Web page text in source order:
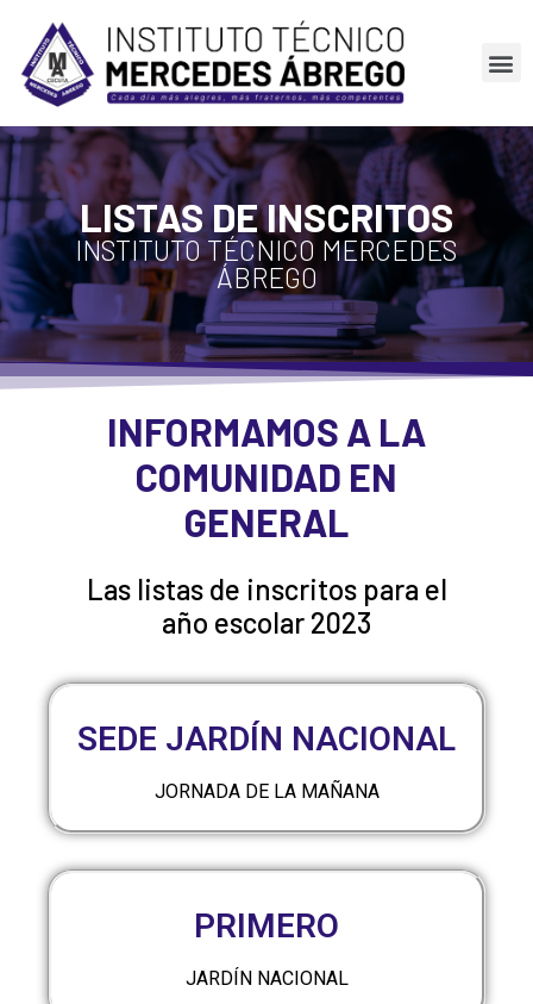
LISTAS DE INSCRITOS
INSTITUTO TÉCNICO MERCEDES
ÁBREGO
INFORMAMOS A LA
COMUNIDAD EN
GENERAL
Las listas de inscritos para el
año escolar 2023
SEDE JARDÍN NACIONAL
JORNADA DE LA MAÑANA
PRIMERO
JARDÍN NACIONAL